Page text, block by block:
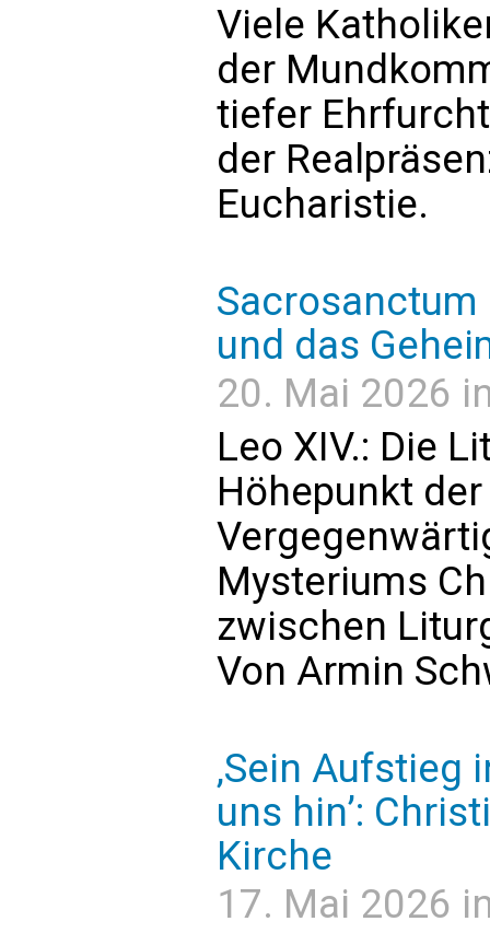
Viele
der
tiefer
der
Eucharistie.
und das
20. Mai 2026
Leo XIV.: Die
Höhepunkt
Mysteriums
zwischen
Von Armin
‚Sein Aufstieg
uns hin’:
Kirche
17. Mai 2026